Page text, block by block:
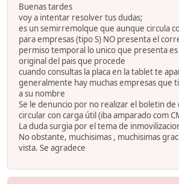
Buenas tardes
voy a intentar resolver tus dudas;
es un semirremolque que aunque circula
para empresas (tipo S) NO presenta el
permiso temporal lo unico que presenta
original del pais que procede
cuando consultas la placa en la tablet te
generalmente hay muchas empresas que
a su nombre
Se le denuncio por no realizar el boletin de
circular con carga útil (iba amparado com
La duda surgia por el tema de
No obstante, muchisimas , muchisimas
vista. Se agradece